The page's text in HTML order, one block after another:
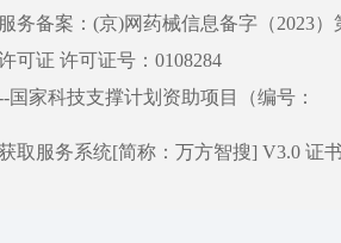
务备案：(京)网药械信息备字（2023）
可证 许可证号：0108284
家科技支撑计划资助项目（编号：
取服务系统[简称：万方智搜] V3.0 证